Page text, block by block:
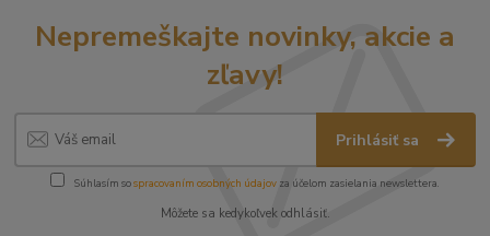
Nepremeškajte novinky, akcie a
zľavy!
Prihlásiť sa
Súhlasím sospracovaním osobných údajov za účelom zasielania newslettera.
Môžete sa kedykoľvek odhlásiť.